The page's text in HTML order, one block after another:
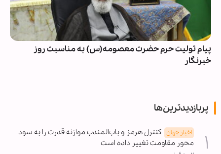
پیام تولیت حرم حضرت معصومه(س) به مناسبت روز
خبرنگار
پربازدیدترین‌ها
اخبار جهان کنترل هرمز و باب‌المندب موازنه قدرت را به سود
محور مقاومت تغییر داده است